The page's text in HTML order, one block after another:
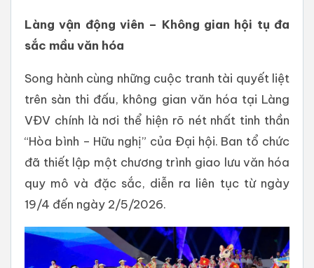
Làng vận động viên – Không gian hội tụ đa
sắc mầu văn hóa
Song hành cùng những cuộc tranh tài quyết liệt
trên sàn thi đấu, không gian văn hóa tại Làng
VĐV chính là nơi thể hiện rõ nét nhất tinh thần
“Hòa bình – Hữu nghị” của Đại hội. Ban tổ chức
đã thiết lập một chương trình giao lưu văn hóa
quy mô và đặc sắc, diễn ra liên tục từ ngày
19/4 đến ngày 2/5/2026.